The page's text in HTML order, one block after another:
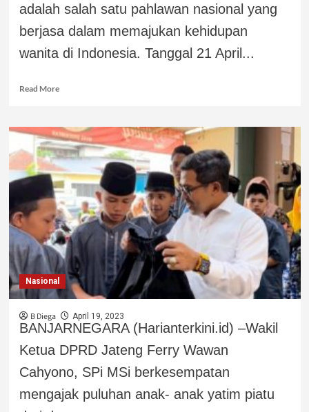
adalah salah satu pahlawan nasional yang
berjasa dalam memajukan kehidupan
wanita di Indonesia. Tanggal 21 April...
Read More
Nasional
B Diega April 19, 2023
BANJARNEGARA (Harianterkini.id) –Wakil
Ketua DPRD Jateng Ferry Wawan
Cahyono, SPi MSi berkesempatan
mengajak puluhan anak- anak yatim piatu